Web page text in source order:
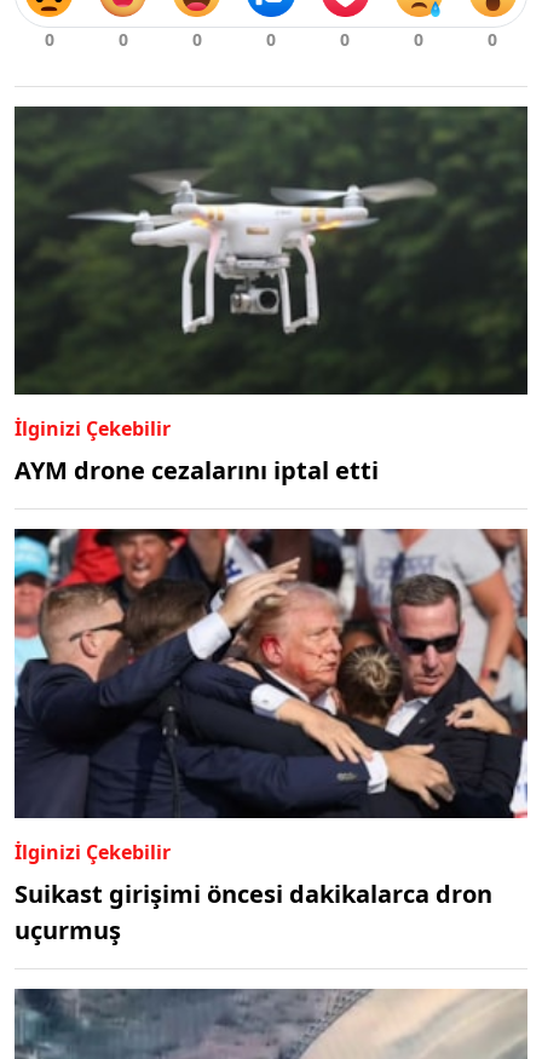
doğru daldıkları ve onların korku içinde
koştukları da görüntülerde yer alıyor.
İlginizi Çekebilir
AYM drone cezalarını iptal etti
İlginizi Çekebilir
Suikast girişimi öncesi dakikalarca dron
uçurmuş